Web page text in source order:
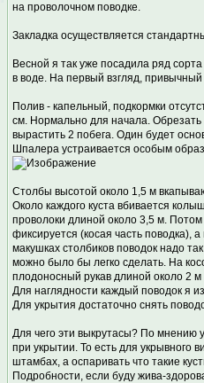
на проволочном поводке.
Закладка осуществляется
Весной я так уже посадила ряд
в воде. На первый взгляд,
Полив - капельный, подкормки
см. Нормально для начала. Обрезать
вырастить 2 побега. Один будет
Шпалера устраивается особым
Столбы высотой около 1,5 м
Около каждого куста вбивается
проволоки длиной около 3,5 м.
фиксируется (косая часть поводка),
макушках столбиков поводок надо
можно было бы легко сделать. На
плодоносный рукав длиной около 2
Для наглядности каждый поводок я
Для укрытия достаточно снять
Для чего эти выкрутасы? По мнению
при укрытии. То есть для укрывного
штамбах, а оспаривать что такие
Подробности, если буду жива-